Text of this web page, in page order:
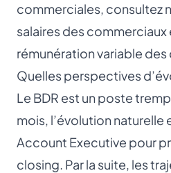
commerciales, consultez
salaires des commerciaux
rémunération variable
Quelles perspectives
Le BDR est un poste
mois, l’évolution naturelle
Account Executive pour
closing. Par la suite, les